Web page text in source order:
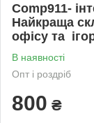
Comp911-
Найкраща
офісу та
В наявності
Опт і роздріб
800 ₴